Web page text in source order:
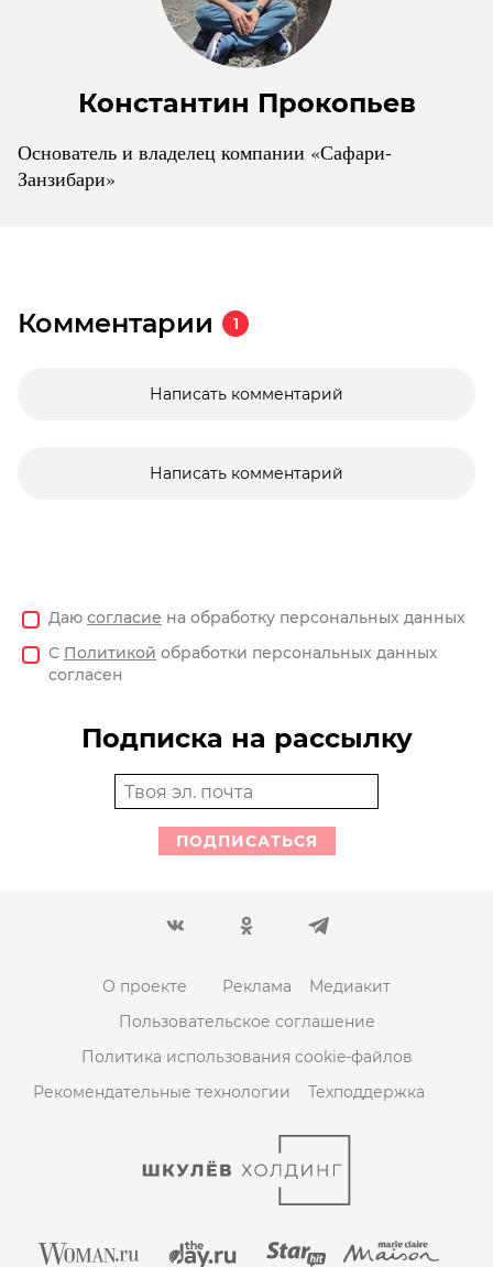
Константин Прокопьев
Основатель и владелец компании «Сафари-
Занзибари»
Комментарии 1
Написать комментарий
Написать комментарий
Даю согласие на обработку персональных данных
С Политикой обработки персональных данных
согласен
Подписка на рассылку
ПОДПИСАТЬСЯ
О проекте Реклама
Медиакит
Пользовательское соглашение
Политика использования cookie-файлов
Рекомендательные технологии
Техподдержка